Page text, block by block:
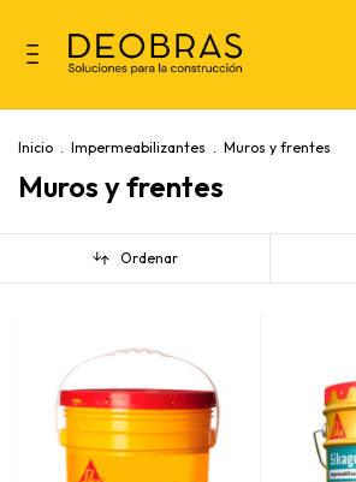
Inicio . Impermeabilizantes . Muros y frentes
Muros y frentes
Ordenar